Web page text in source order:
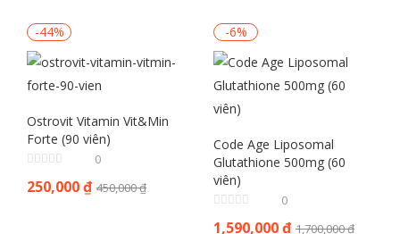
-44%
Ostrovit Vitamin Vit&Min
Forte (90 viên)
0
250,000₫ 450,000₫
-6%
Code Age Liposomal
Glutathione 500mg (60
viên)
0
1,590,000₫ 1,700,000₫